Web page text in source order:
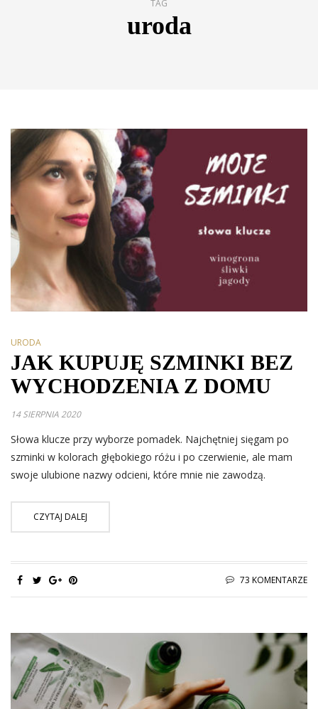
TAG
uroda
URODA
JAK KUPUJĘ SZMINKI BEZ
WYCHODZENIA Z DOMU
14 SIERPNIA 2020
Słowa klucze przy wyborze pomadek. Najchętniej sięgam po
szminki w kolorach głębokiego różu i po czerwienie, ale mam
swoje ulubione nazwy odcieni, które mnie nie zawodzą.
CZYTAJ DALEJ
73 KOMENTARZE